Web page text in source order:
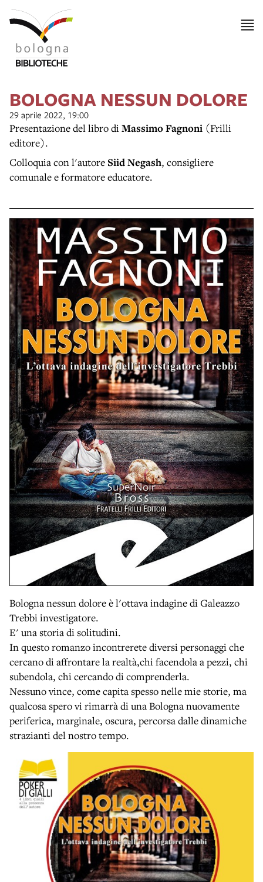
BOLOGNA NESSUN DOLORE
29 aprile 2022, 19:00
Presentazione del libro diMassimo Fagnoni (Frilli
editore).
Colloquia con l'autore Siid Negash, consigliere
comunale e formatore educatore.
Bologna nessun dolore è l'ottava indagine di Galeazzo
Trebbi investigatore.
E' una storia di solitudini.
In questo romanzo incontrerete diversi personaggi che
cercano di affrontare la realtà,chi facendola a pezzi, chi
subendola, chi cercando di comprenderla.
Nessuno vince, come capita spesso nelle mie storie, ma
qualcosa spero vi rimarrà di una Bologna nuovamente
periferica, marginale, oscura, percorsa dalle dinamiche
strazianti del nostro tempo.